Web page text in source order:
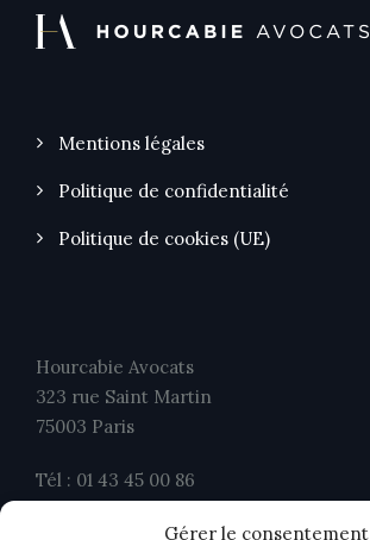
Gérer le consentement
Mentions légales
Politique de confidentialité
Politique de cookies (UE)
Hourcabie Avocats
323 rue Saint Martin
75003 Paris
Tél : 01 43 45 00 86